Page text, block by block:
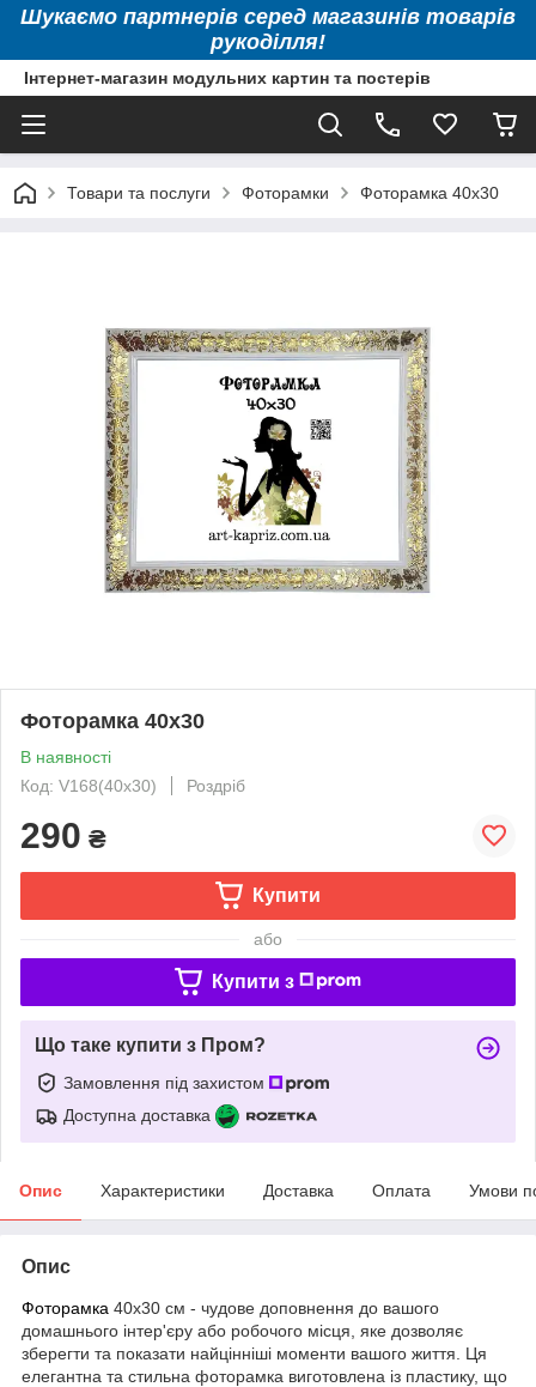
Шукаємо партнерів серед магазинів товарів
рукоділля!
Інтернет-магазин модульних картин та постерів
Товари та послуги Фоторамки Фоторамка 40х30
Фоторамка 40х30
В наявності
Код: V168(40x30)
Роздріб
290 ₴
Купити
або
Купити з
Що таке купити з Пром?
Замовлення під захистом
Доступна доставка
Опис Характеристики Доставка Оплата Умови
Опис
Фоторамка 40х30 см - чудове доповнення до вашого
домашнього інтер'єру або робочого місця, яке дозволяє
зберегти та показати найцінніші моменти вашого життя. Ця
елегантна та стильна фоторамка виготовлена із пластику, що